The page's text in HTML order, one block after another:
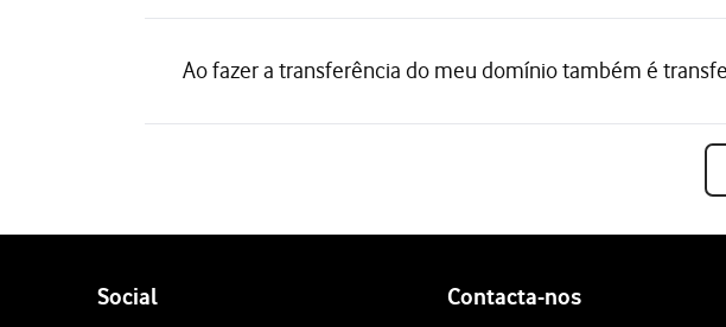
Ao fazer a transferência do meu domínio também é
Follow
Social Contacta-nos